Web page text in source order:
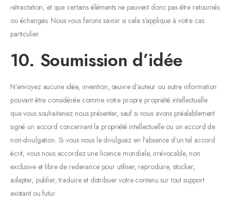
rétractation, et que certains éléments ne peuvent donc pas être retournés
ou échangés. Nous vous ferons savoir si cela s’applique à votre cas
particulier.
10. Soumission d’idée
N’envoyez aucune idée, invention, œuvre d’auteur ou autre information
pouvant être considérée comme votre propre propriété intellectuelle
que vous souhaiteriez nous présenter, sauf si nous avons préalablement
signé un accord concernant la propriété intellectuelle ou un accord de
non-divulgation. Si vous nous le divulguez en l’absence d’un tel accord
écrit, vous nous accordez une licence mondiale, irrévocable, non
exclusive et libre de redevance pour utiliser, reproduire, stocker,
adapter, publier, traduire et distribuer votre contenu sur tout support
existant ou futur.